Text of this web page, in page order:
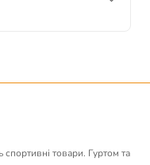
спортивні товари. Гуртом та